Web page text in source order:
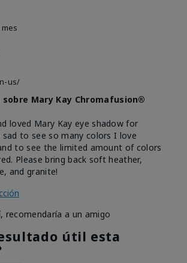
mes
us/
Mary Kay Chromafusion®
loved Mary Kay eye shadow for
sad to see so many colors I love
to see the limited amount of colors
Please bring back soft heather,
and granite!
recomendaría a un amigo
útil esta